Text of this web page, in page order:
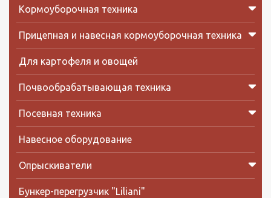
Кормоуборочная техника
Прицепная и навесная кормоуборочная техника
Для картофеля и овощей
Почвообрабатывающая техника
Посевная техника
Навесное оборудование
Опрыскиватели
Бункер-перегрузчик "Liliani"